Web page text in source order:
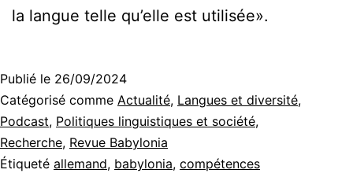
la langue telle qu’elle est utilisée».
Publié le 26/09/2024
Catégorisé comme Actualité, Langues et diversité,
Podcast, Politiques linguistiques et société,
Recherche, Revue Babylonia
Étiqueté allemand, babylonia, compétences